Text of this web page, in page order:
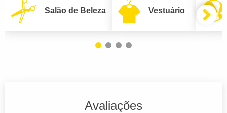
Salão de Beleza Vestuário
Avaliações